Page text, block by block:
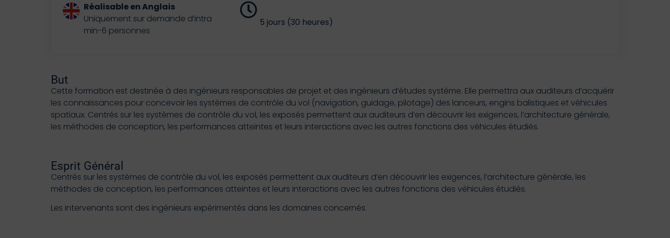
Réalisable en Anglais
Uniquement sur demande d’intra
min-6 personnes
5 jours (30 heures)
But
Cette formation est destinée à des ingénieurs responsables de projet et des ingénieurs d’études système. Elle permettra aux auditeurs d’acquérir
les connaissances pour concevoir les systèmes de contrôle du vol (navigation, guidage, pilotage) des lanceurs, engins balistiques et véhicules
spatiaux. Centrés sur les systèmes de contrôle du vol, les exposés permettent aux auditeurs d’en découvrir les exigences, l’architecture générale,
les méthodes de conception, les performances atteintes et leurs interactions avec les autres fonctions des véhicules étudiés.
Esprit Général
Centrés sur les systèmes de contrôle du vol, les exposés permettent aux auditeurs d’en découvrir les exigences, l’architecture générale, les
méthodes de conception, les performances atteintes et leurs interactions avec les autres fonctions des véhicules étudiés.
Les intervenants sont des ingénieurs expérimentés dans les domaines concernés.